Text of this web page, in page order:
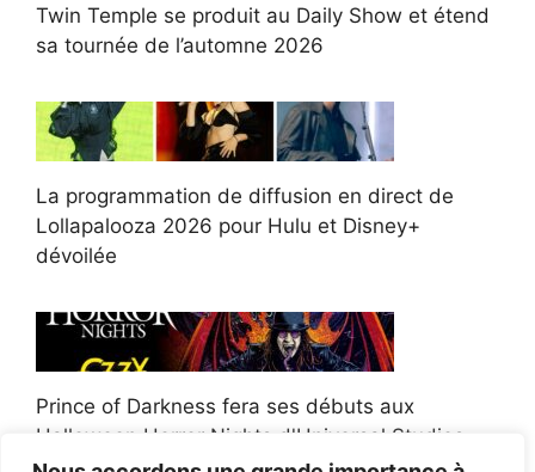
Twin Temple se produit au Daily Show et étend
sa tournée de l’automne 2026
La programmation de diffusion en direct de
Lollapalooza 2026 pour Hulu et Disney+
dévoilée
Prince of Darkness fera ses débuts aux
Halloween Horror Nights d'Universal Studios